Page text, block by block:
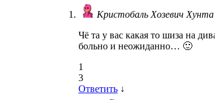
Кристобаль Хозевич Хунта
Чё та у вас какая то шиза на
больно и неожиданно… 🙂
1
3
Ответить ↓